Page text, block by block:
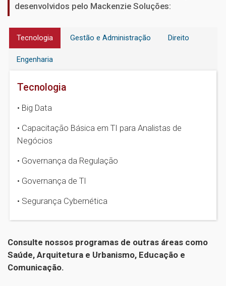
desenvolvidos pelo Mackenzie Soluções:
Tecnologia Gestão e Administração Direito
Engenharia
Tecnologia
• Big Data
• Capacitação Básica em TI para Analistas de
Negócios
• Governança da Regulação
• Governança de TI
• Segurança Cybernética
Consulte nossos programas de outras áreas como
Saúde, Arquitetura e Urbanismo, Educação e
Comunicação.